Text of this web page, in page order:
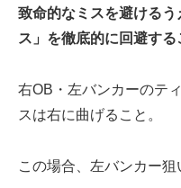
致命的なミスを避けるう
ス」を徹底的に回避する
右OB・左バンカーのテ
スは右に曲げること。
この場合、左バンカー狙